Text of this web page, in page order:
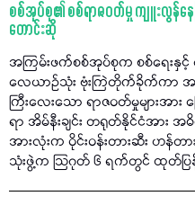
စစ်အုပ်စု၏ စစ်ရာဇဝတ်မှု ကျူးလွန်နေခ
တောင်းဆို
အကြမ်းဖက်စစ်အုပ်စုက စစ်ရေး
လေယာဉ်သုံး ဗုံးကြဲတိုက်ခိုက်ကာ အ
ကြီးလေးသော ရာဇဝတ်မှုများအား
ရာ အိမ်နီးချင်း တရုတ်နိုင်ငံအား အ
အားလုံးက ဝိုင်းဝန်းတားဆီး ဟန်တ
သုံးဖွဲ့က သြဂုတ် ၆ ရက်တွင် ထုတ်ပ